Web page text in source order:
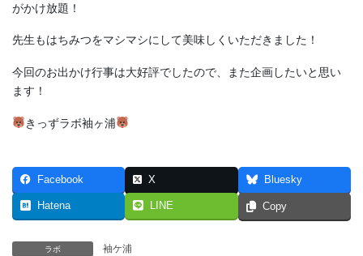
がかけ放題！
先生もはちみつをマシマシにして美味しくいただきました！
今回のお出かけ行事は大好評でしたので、また企画したいと思い
ます！
きっずラボ袖ヶ浦
Facebook X Bluesky
Hatena LINE Copy
ラボ 袖ケ浦